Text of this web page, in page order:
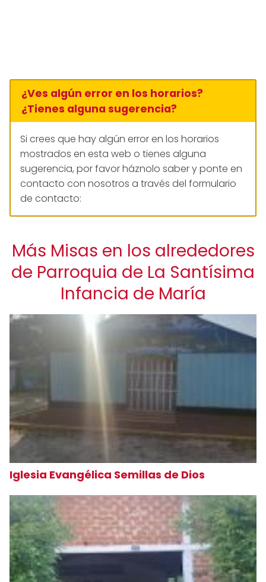
¿Ves algún error en los horarios?
¿Tienes alguna sugerencia?
Si crees que hay algún error en los horarios
mostrados en esta web o tienes alguna
sugerencia, por favor háznolo saber y ponte en
contacto con nosotros a través del formulario
de contacto:
Más Misas en los alrededores
de Parroquia de La Santísima
Infancia de María
Iglesia Evangélica Semillas de Dios